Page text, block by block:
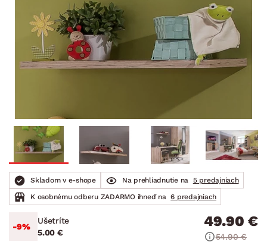
Skladom v e-shope Na prehliadnutie na
5 predajniach
K osobnému odberu ZADARMO ihneď na 6 predajniach
-9%
Ušetríte
5.00 €
49.90 €
54.90 €